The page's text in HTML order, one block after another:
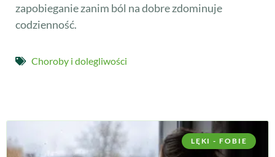
zapobieganie zanim ból na dobre zdominuje
codzienność.
Choroby i dolegliwości
LĘKI - FOBIE